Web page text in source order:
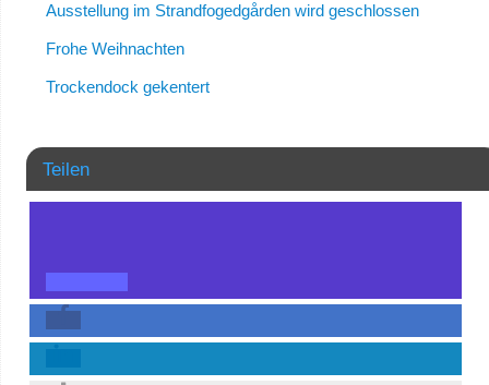
Ausstellung im Strandfogedgården wird geschlossen
Frohe Weihnachten
Trockendock gekentert
Teilen